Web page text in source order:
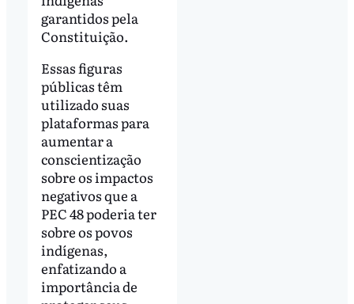
garantidos pela
Constituição.
Essas figuras
públicas têm
utilizado suas
plataformas para
aumentar a
conscientização
sobre os impactos
negativos que a
PEC 48 poderia ter
sobre os povos
indígenas,
enfatizando a
importância de